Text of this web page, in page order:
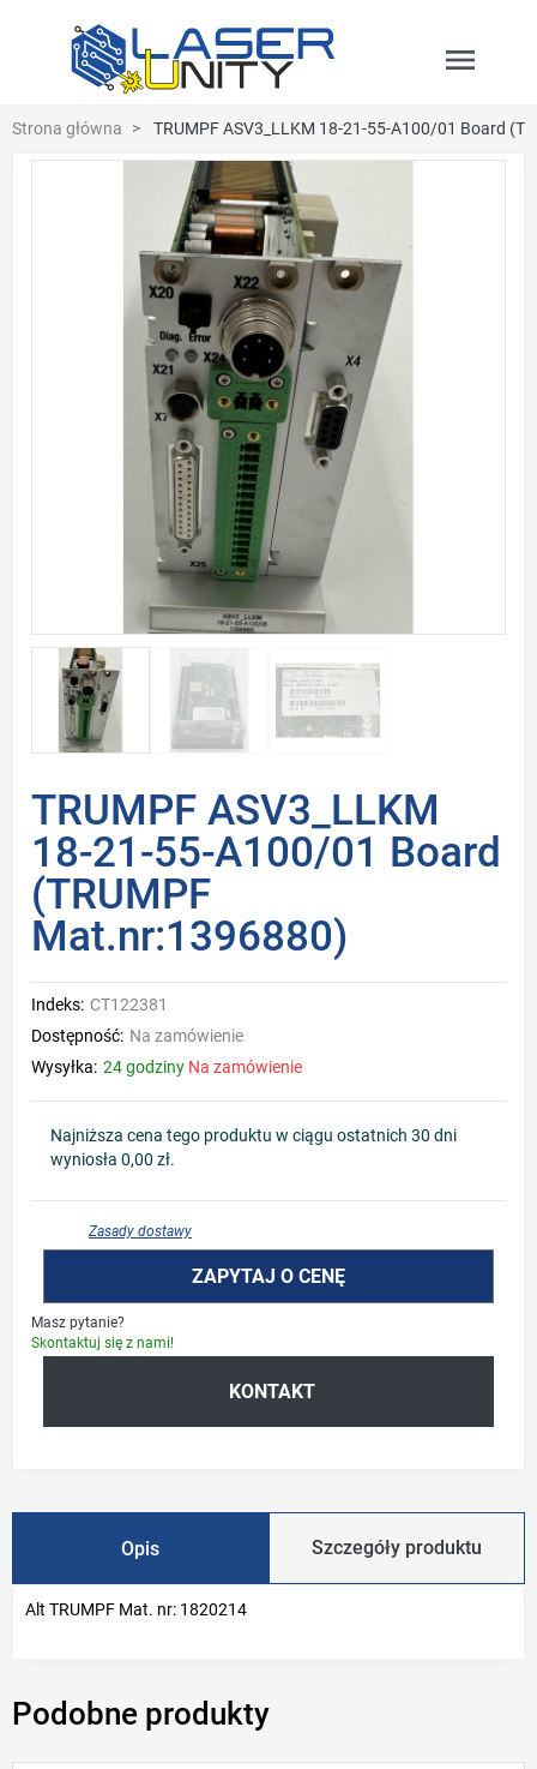
menu
Strona główna TRUMPF ASV3_LLKM 18-21-55-A100/01 Board
TRUMPF ASV3_LLKM
18-21-55-A100/01 Board
(TRUMPF
Mat.nr:1396880)
Indeks: CT122381
Dostępność: Na zamówienie
Wysyłka: 24 godziny Na zamówienie
Najniższa cena tego produktu w ciągu ostatnich 30 dni
wyniosła 0,00 zł.
Zasady dostawy
ZAPYTAJ O CENĘ
Masz pytanie?
Skontaktuj się z nami!
KONTAKT
Opis Szczegóły produktu
Alt TRUMPF Mat. nr: 1820214
Podobne produkty